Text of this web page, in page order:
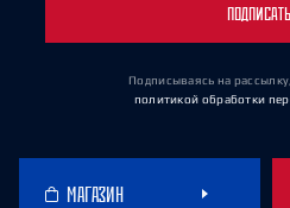
Подписываясь на
политикой обработки
МАГАЗИН